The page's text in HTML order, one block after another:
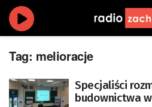
Tag: melioracje
Specjaliści
budownictwa